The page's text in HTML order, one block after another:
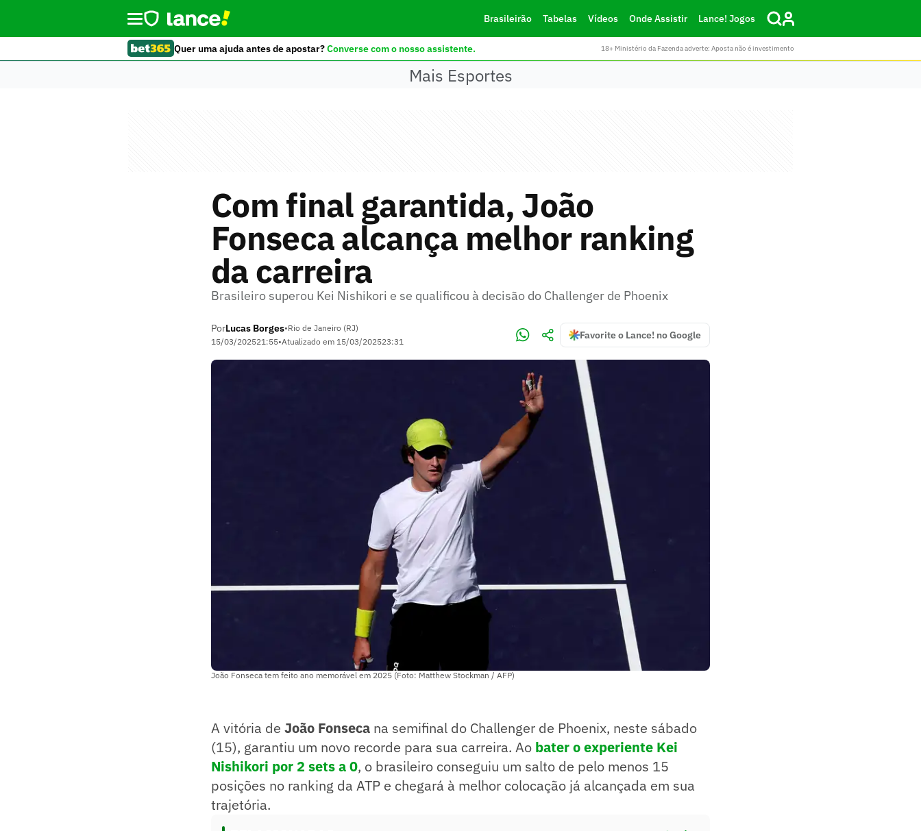
Brasileirão Tabelas Vídeos Onde Assistir Lance! Jogos
Quer uma ajuda antes de apostar?Converse com o nosso assistente. 18+ Ministério da Fazenda adverte: Aposta não é investimento
Mais Esportes
Com final garantida, João
Fonseca alcança melhor ranking
da carreira
Brasileiro superou Kei Nishikori e se qualificou à decisão do Challenger de Phoenix
PorLucas Borges•Rio de Janeiro (RJ)
15/03/202521:55•Atualizado em 15/03/202523:31
Favorite o Lance! no Google
João Fonseca tem feito ano memorável em 2025 (Foto: Matthew Stockman / AFP)
A vitória de João Fonseca na semifinal do Challenger de Phoenix, neste sábado
(15), garantiu um novo recorde para sua carreira. Ao bater o experiente Kei
Nishikori por 2 sets a 0, o brasileiro conseguiu um salto de pelo menos 15
posições no ranking da ATP e chegará à melhor colocação já alcançada em sua
trajetória.